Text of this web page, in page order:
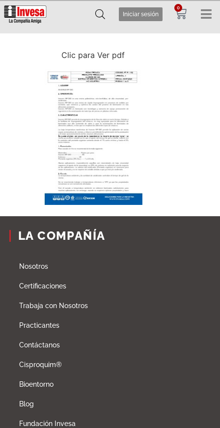
Iniciar sesión
0
Clic para Ver pdf
LA COMPAÑÍA
Nosotros
Certificaciones
Trabaja con Nosotros
Practicantes
Contáctanos
Cisproquim®
Bioentorno
Blog
Fundación Invesa